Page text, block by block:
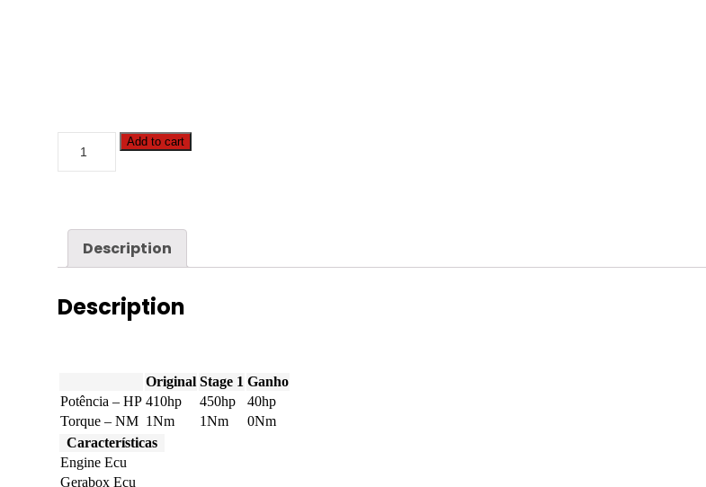
Titan
Tier
410hp
Add to cart
Description
Description
Original Stage 1 Ganho
Potência – HP 410hp 450hp
40hp
Torque – NM 1Nm 1Nm
0Nm
Características
Engine Ecu
Gerabox Ecu